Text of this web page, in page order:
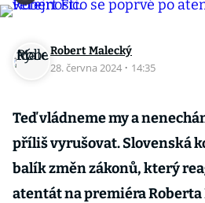
Robert Malecký
28. června 2024 · 14:35
Teď vládneme my a
příliš vyrušovat. Slovenská
balík změn zákonů, který
atentát na premiéra Roberta